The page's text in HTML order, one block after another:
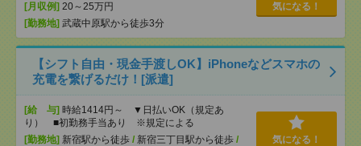
[月収例] 20～25万円
[勤務地] 武蔵中原駅から徒歩3分
気になる！
【シフト自由・現金手渡しOK】iPhoneなどスマホの
充電を繋げるだけ！[派遣]
[給 与] 時給1414円～ ▼日払いOK（規定あ
り） ■初勤務手当あり ※規定による
[勤務地] 新宿駅から徒歩 / 新宿三丁目駅から徒歩 /
気になる！